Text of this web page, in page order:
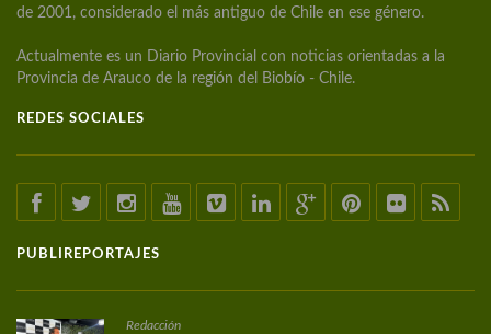
de 2001, considerado el más antiguo de Chile en ese género.
Actualmente es un Diario Provincial con noticias orientadas a la
Provincia de Arauco de la región del Biobío - Chile.
REDES SOCIALES
PUBLIREPORTAJES
Redacción